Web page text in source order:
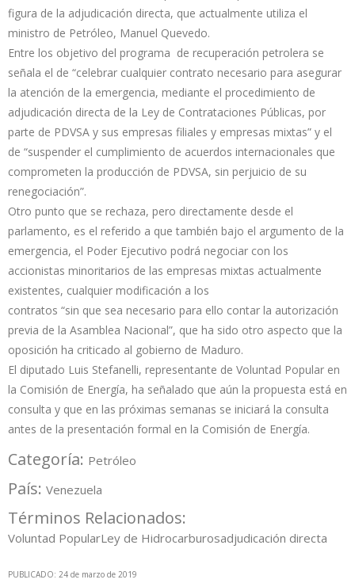
figura de la adjudicación directa, que actualmente utiliza el
ministro de Petróleo, Manuel Quevedo.
Entre los objetivo del programa de recuperación petrolera se
señala el de “celebrar cualquier contrato necesario para asegurar
la atención de la emergencia, mediante el procedimiento de
adjudicación directa de la Ley de Contrataciones Públicas, por
parte de PDVSA y sus empresas filiales y empresas mixtas” y el
de “suspender el cumplimiento de acuerdos internacionales que
comprometen la producción de PDVSA, sin perjuicio de su
renegociación”.
Otro punto que se rechaza, pero directamente desde el
parlamento, es el referido a que también bajo el argumento de la
emergencia, el Poder Ejecutivo podrá negociar con los
accionistas minoritarios de las empresas mixtas actualmente
existentes, cualquier modificación a los
contratos “sin que sea necesario para ello contar la autorización
previa de la Asamblea Nacional”, que ha sido otro aspecto que la
oposición ha criticado al gobierno de Maduro.
El diputado Luis Stefanelli, representante de Voluntad Popular en
la Comisión de Energía, ha señalado que aún la propuesta está en
consulta y que en las próximas semanas se iniciará la consulta
antes de la presentación formal en la Comisión de Energía.
Categoría: Petróleo
País: Venezuela
Términos Relacionados:
Voluntad PopularLey de Hidrocarburosadjudicación directa
PUBLICADO: 24 de marzo de 2019